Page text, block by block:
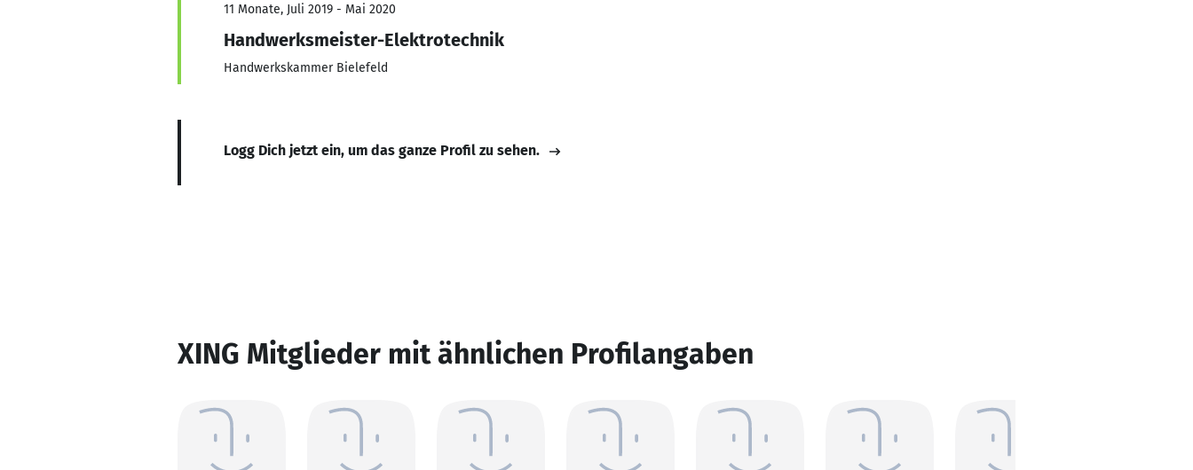
11 Monate, Juli 2019 - Mai 2020
Handwerksmeister-Elektrotechnik
Handwerkskammer Bielefeld
Logg Dich jetzt ein, um das ganze Profil zu sehen.
XING Mitglieder mit ähnlichen Profilangaben